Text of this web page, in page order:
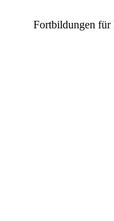
Fortbildungen für